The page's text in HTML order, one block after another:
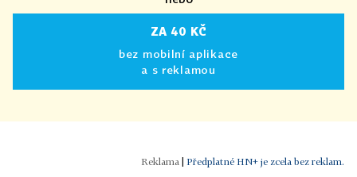
ZA 40 KČ
bez mobilní aplikace
a s reklamou
Předplatné HN+ je zcela bez reklam.